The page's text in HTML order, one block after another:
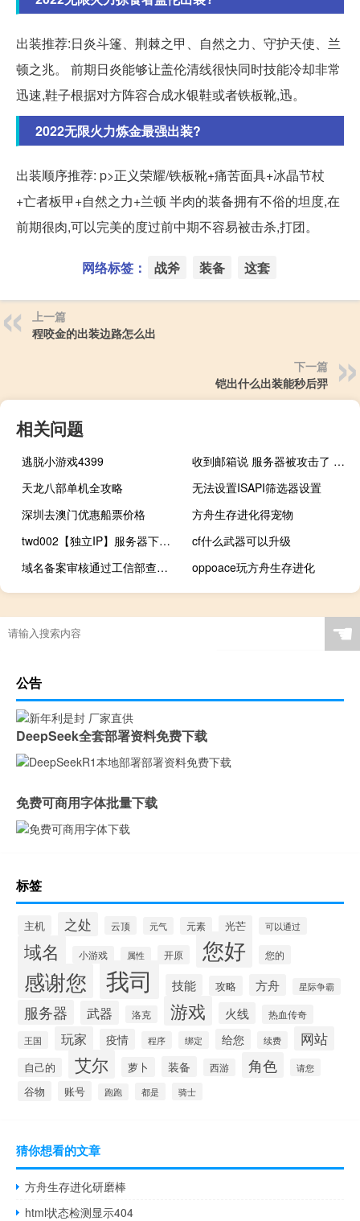
出装推荐:日炎斗篷、荆棘之甲、自然之力、守护天使、兰
顿之兆。 前期日炎能够让盖伦清线很快同时技能冷却非常
迅速,鞋子根据对方阵容合成水银鞋或者铁板靴,迅。
2022无限火力炼金最强出装?
出装顺序推荐: p>正义荣耀/铁板靴+痛苦面具+冰晶节杖
+亡者板甲+自然之力+兰顿 半肉的装备拥有不俗的坦度,在
前期很肉,可以完美的度过前中期不容易被击杀,打团。
网络标签： 战斧 装备 这套
上一篇
程咬金的出装边路怎么出
下一篇
铠出什么出装能秒后羿
相关问题
逃脱小游戏4399
收到邮箱说 服务器被攻击了 能具体查下是哪个域名站点吗
天龙八部单机全攻略
无法设置ISAPI筛选器设置
深圳去澳门优惠船票价格
方舟生存进化得宠物
twd002【独立IP】服务器下程序经常卡死，访问一直在加载
cf什么武器可以升级
域名备案审核通过工信部查不到信息
oppoace玩方舟生存进化
☚
公告
DeepSeek全套部署资料免费下载
免费可商用字体批量下载
标签
主机 之处 云顶 元气 元素 光芒 可以通过
域名 小游戏 属性 开原 您好 您的
感谢您 我司 技能 攻略 方舟 星际争霸
服务器 武器 洛克 游戏 火线 热血传奇
王国 玩家 疫情 程序 绑定 给您 续费 网站
自己的 艾尔 萝卜 装备 西游 角色 请您
谷物 账号 跑跑 都是 骑士
猜你想看的文章
方舟生存进化研磨棒
html状态检测显示404